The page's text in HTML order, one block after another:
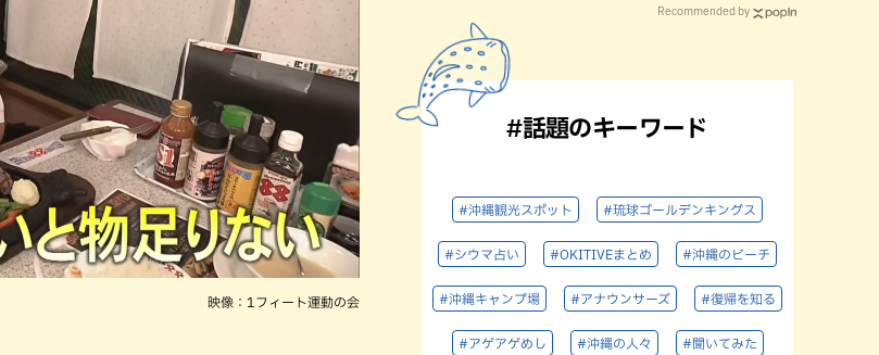
映像：1フィート運動の会
Recommended by
#話題のキーワード
#沖縄観光スポット #琉球ゴールデンキングス
#シウマ占い #OKITIVEまとめ #沖縄のビーチ
#沖縄キャンプ場 #アナウンサーズ #復帰を知る
#アゲアゲめし #沖縄の人々 #聞いてみた